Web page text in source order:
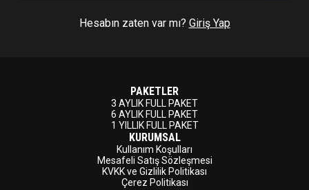
Hesabın zaten var mı? Giriş Yap
PAKETLER
3 AYLIK FULL PAKET
6 AYLIK FULL PAKET
1 YILLIK FULL PAKET
KURUMSAL
Kullanım Koşulları
Mesafeli Satış Sözleşmesi
KVKK ve Gizlilik Politikası
Çerez Politikası